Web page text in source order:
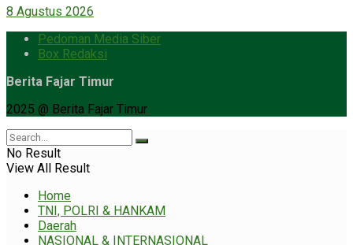
8 Agustus 2026
Pedoman Media Siber
Box Redaksi
Berita Fajar Timur
2025 @ Berita Fajar Timur
No Result
View All Result
Home
TNI, POLRI & HANKAM
Daerah
NASIONAL & INTERNASIONAL